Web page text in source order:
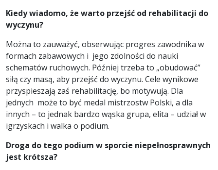
Kiedy wiadomo, że warto przejść od rehabilitacji do
wyczynu?
Można to zauważyć, obserwując progres zawodnika w
formach zabawowych i jego zdolności do nauki
schematów ruchowych. Później trzeba to „obudować”
siłą czy masą, aby przejść do wyczynu. Cele wynikowe
przyspieszają zaś rehabilitację, bo motywują. Dla
jednych może to być medal mistrzostw Polski, a dla
innych – to jednak bardzo wąska grupa, elita – udział w
igrzyskach i walka o podium.
Droga do tego podium w sporcie niepełnosprawnych
jest krótsza?